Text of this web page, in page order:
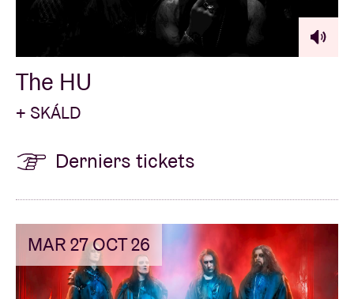
The HU
+ SKÁLD
Derniers tickets
MAR 27 OCT 26